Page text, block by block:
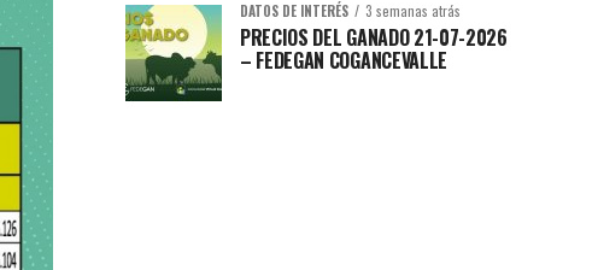
DATOS DE INTERÉS 3 semanas atrás
PRECIOS DEL GANADO 21-07-2026
– FEDEGAN COGANCEVALLE